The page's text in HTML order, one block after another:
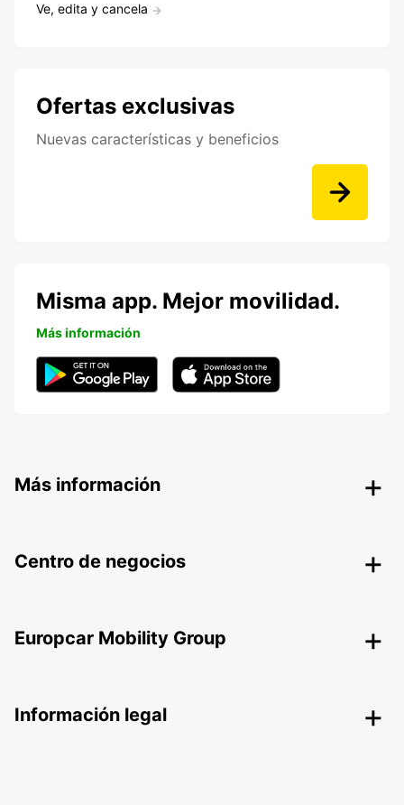
Ve, edita y cancela
Ofertas exclusivas
Nuevas características y beneficios
Misma app. Mejor movilidad.
Más información
Más información
Centro de negocios
Europcar Mobility Group
Información legal